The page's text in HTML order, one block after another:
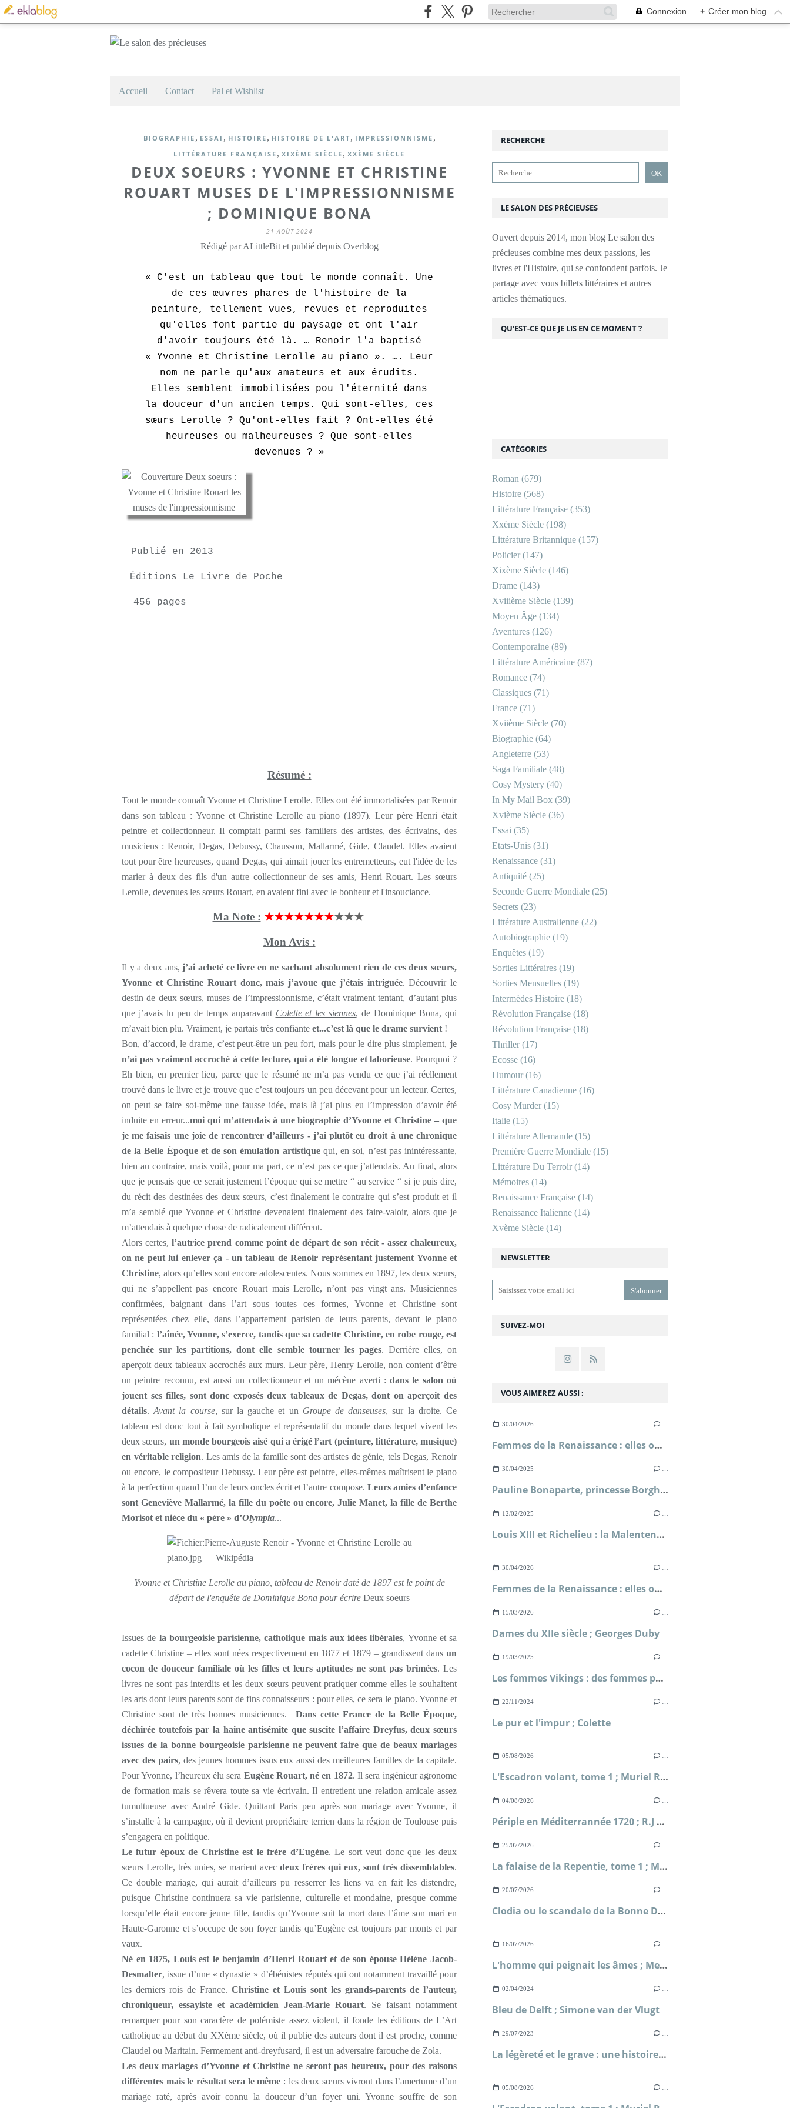
Connexion + Créer mon blog
Accueil Contact Pal et Wishlist
BIOGRAPHIE , ESSAI , HISTOIRE , HISTOIRE DE L'ART , IMPRESSIONNISME ,
LITTÉRATURE FRANÇAISE , XIXÈME SIÈCLE , XXÈME SIÈCLE
DEUX SOEURS : YVONNE ET CHRISTINE
ROUART MUSES DE L'IMPRESSIONNISME
; DOMINIQUE BONA
21 AOÛT 2024
Rédigé par ALittleBit et publié depuis Overblog
« C'est un tableau que tout le monde connaît. Une
de ces œuvres phares de l'histoire de la
peinture, tellement vues, revues et reproduites
qu'elles font partie du paysage et ont l'air
d'avoir toujours été là. … Renoir l'a baptisé
« Yvonne et Christine Lerolle au piano ». …. Leur
nom ne parle qu'aux amateurs et aux érudits.
Elles semblent immobilisées pou l'éternité dans
la douceur d'un ancien temps. Qui sont-elles, ces
sœurs Lerolle ? Qu'ont-elles fait ? Ont-elles été
heureuses ou malheureuses ? Que sont-elles
devenues ? »
Publié en 2013
Éditions Le Livre de Poche
456 pages
Résumé :
Tout le monde connaît Yvonne et Christine Lerolle. Elles ont été immortalisées par Renoir
dans son tableau : Yvonne et Christine Lerolle au piano (1897). Leur père Henri était
peintre et collectionneur. Il comptait parmi ses familiers des artistes, des écrivains, des
musiciens : Renoir, Degas, Debussy, Chausson, Mallarmé, Gide, Claudel. Elles avaient
tout pour être heureuses, quand Degas, qui aimait jouer les entremetteurs, eut l'idée de les
marier à deux des fils d'un autre collectionneur de ses amis, Henri Rouart. Les sœurs
Lerolle, devenues les sœurs Rouart, en avaient fini avec le bonheur et l'insouciance.
Ma Note : ★★★★★★★★★★
Mon Avis :
Il y a deux ans,j’ai acheté ce livre en ne sachant absolument rien de ces deux sœurs,
Yvonne et Christine Rouart donc, mais j’avoue que j’étais intriguée. Découvrir le
destin de deux sœurs, muses de l’impressionnisme, c’était vraiment tentant, d’autant plus
que j’avais lu peu de temps auparavant Colette et les siennes, de Dominique Bona, qui
m’avait bien plu. Vraiment, je partais très confiante et...c’est là que le drame survient !
Bon, d’accord, le drame, c’est peut-être un peu fort, mais pour le dire plus simplement, je
n’ai pas vraiment accroché à cette lecture, qui a été longue et laborieuse. Pourquoi ?
Eh bien, en premier lieu, parce que le résumé ne m’a pas vendu ce que j’ai réellement
trouvé dans le livre et je trouve que c’est toujours un peu décevant pour un lecteur. Certes,
on peut se faire soi-même une fausse idée, mais là j’ai plus eu l’impression d’avoir été
induite en erreur...moi qui m’attendais à une biographie d’Yvonne et Christine – que
je me faisais une joie de rencontrer d’ailleurs - j’ai plutôt eu droit à une chronique
de la Belle Époque et de son émulation artistiquequi, en soi, n’est pas inintéressante,
bien au contraire, mais voilà, pour ma part, ce n’est pas ce que j’attendais. Au final, alors
que je pensais que ce serait justement l’époque qui se mettre “ au service “ si je puis dire,
du récit des destinées des deux sœurs, c’est finalement le contraire qui s’est produit et il
m’a semblé que Yvonne et Christine devenaient finalement des faire-valoir, alors que je
m’attendais à quelque chose de radicalement différent.
Alors certes,l’autrice prend comme point de départ de son récit - assez chaleureux,
on ne peut lui enlever ça - un tableau de Renoir représentant justement Yvonne et
Christine, alors qu’elles sont encore adolescentes. Nous sommes en 1897, les deux sœurs,
qui ne s’appellent pas encore Rouart mais Lerolle, n’ont pas vingt ans. Musiciennes
confirmées, baignant dans l’art sous toutes ces formes, Yvonne et Christine sont
représentées chez elle, dans l’appartement parisien de leurs parents, devant le piano
familial : l’aînée, Yvonne, s’exerce, tandis que sa cadette Christine, en robe rouge, est
penchée sur les partitions, dont elle semble tourner les pages. Derrière elles, on
aperçoit deux tableaux accrochés aux murs. Leur père, Henry Lerolle, non content d’être
un peintre reconnu, est aussi un collectionneur et un mécène averti :dans le salon où
jouent ses filles, sont donc exposés deux tableaux de Degas, dont on aperçoit des
détails.Avant la course, sur la gauche et un Groupe de danseuses, sur la droite. Ce
tableau est donc tout à fait symbolique et représentatif du monde dans lequel vivent les
deux sœurs, un monde bourgeois aisé qui a érigé l’art (peinture, littérature, musique)
en véritable religion. Les amis de la famille sont des artistes de génie, tels Degas, Renoir
ou encore, le compositeur Debussy. Leur père est peintre, elles-mêmes maîtrisent le piano
à la perfection quand l’un de leurs oncles écrit et l’autre compose. Leurs amies d’enfance
sont Geneviève Mallarmé, la fille du poète ou encore, Julie Manet, la fille de Berthe
Morisot et nièce du « père » d’Olympia...
Yvonne et Christine Lerolle au piano, tableau de Renoir daté de 1897 est le point de
départ de l'enquête de Dominique Bona pour écrire Deux soeurs
Issues de la bourgeoisie parisienne, catholique mais aux idées libérales, Yvonne et sa
cadette Christine – elles sont nées respectivement en 1877 et 1879 – grandissent dans un
cocon de douceur familiale où les filles et leurs aptitudes ne sont pas brimées. Les
livres ne sont pas interdits et les deux sœurs peuvent pratiquer comme elles le souhaitent
les arts dont leurs parents sont de fins connaisseurs : pour elles, ce sera le piano. Yvonne et
Christine sont de très bonnes musiciennes. Dans cette France de la Belle Époque,
déchirée toutefois par la haine antisémite que suscite l’affaire Dreyfus, deux sœurs
issues de la bonne bourgeoisie parisienne ne peuvent faire que de beaux mariages
avec des pairs, des jeunes hommes issus eux aussi des meilleures familles de la capitale.
Pour Yvonne, l’heureux élu sera Eugène Rouart, né en 1872. Il sera ingénieur agronome
de formation mais se rêvera toute sa vie écrivain. Il entretient une relation amicale assez
tumultueuse avec André Gide. Quittant Paris peu après son mariage avec Yvonne, il
s’installe à la campagne, où il devient propriétaire terrien dans la région de Toulouse puis
s’engagera en politique.
Le futur époux de Christine est le frère d’Eugène. Le sort veut donc que les deux
sœurs Lerolle, très unies, se marient avec deux frères qui eux, sont très dissemblables.
Ce double mariage, qui aurait d’ailleurs pu resserrer les liens va en fait les distendre,
puisque Christine continuera sa vie parisienne, culturelle et mondaine, presque comme
lorsqu’elle était encore jeune fille, tandis qu’Yvonne suit la mort dans l’âme son mari en
Haute-Garonne et s’occupe de son foyer tandis qu’Eugène est toujours par monts et par
vaux.
Né en 1875, Louis est le benjamin d’Henri Rouart et de son épouse Hélène Jacob-
Desmalter, issue d’une « dynastie » d’ébénistes réputés qui ont notamment travaillé pour
les derniers rois de France. Christine et Louis sont les grands-parents de l’auteur,
chroniqueur, essayiste et académicien Jean-Marie Rouart. Se faisant notamment
remarquer pour son caractère de polémiste assez violent, il fonde les éditions de L’Art
catholique au début du XXème siècle, où il publie des auteurs dont il est proche, comme
Claudel ou Maritain. Fermement anti-dreyfusard, il est un adversaire farouche de Zola.
Les deux mariages d’Yvonne et Christine ne seront pas heureux, pour des raisons
différentes mais le résultat sera le même : les deux sœurs vivront dans l’amertume d’un
mariage raté, après avoir connu la douceur d’un foyer uni. Yvonne souffre de son
NEWSLETTER
SUIVEZ-MOI
RECHERCHE
LE SALON DES PRÉCIEUSES
Ouvert depuis 2014, mon blog Le salon des
précieuses combine mes deux passions, les
livres et l'Histoire, qui se confondent parfois. Je
partage avec vous billets littéraires et autres
articles thématiques.
VOUS AIMEREZ AUSSI :
30/04/2026
Femmes de la Renaissance : elles ont lutté pour leur liberté ; Sylvie Le Clech
30/04/2025
Pauline Bonaparte, princesse Borghèse ; Florence de Baudus
12/02/2025
Louis XIII et Richelieu : la Malentente ; Simone Bertière
30/04/2026
Femmes de la Renaissance : elles ont lutté pour leur liberté ; Sylvie Le Clech
15/03/2026
Dames du XIIe siècle ; Georges Duby
19/03/2025
Les femmes Vikings : des femmes puissantes ; Jóhanna Katrín Friðriksdóttir
22/11/2024
Le pur et l'impur ; Colette
05/08/2026
L'Escadron volant, tome 1 ; Muriel Romana
04/08/2026
Périple en Méditerrannée 1720 ; R.J Masselauze
25/07/2026
La falaise de la Repentie, tome 1 ; Marie-Béatrice Gauvin
20/07/2026
Clodia ou le scandale de la Bonne Déesse ; Sophie Malick-Prunier
16/07/2026
L'homme qui peignait les âmes ; Metin Arditi
02/04/2024
Bleu de Delft ; Simone van der Vlugt
29/07/2023
La légèreté et le grave : une histoire du XVIIIe en tableaux ; Cécile Berly
05/08/2026
CATÉGORIES
Roman (679)
Histoire (568)
Littérature Française (353)
Xxème Siècle (198)
Littérature Britannique (157)
Policier(147)
Xixème Siècle (146)
Drame (143)
Xviiième Siècle (139)
Moyen Âge (134)
Aventures (126)
Contemporaine (89)
Littérature Américaine (87)
Romance (74)
Classiques (71)
France (71)
Xviième Siècle (70)
Biographie (64)
Angleterre (53)
Saga Familiale (48)
Cosy Mystery (40)
In My Mail Box (39)
Xvième Siècle (36)
Essai (35)
Etats-Unis (31)
Renaissance (31)
Antiquité (25)
Seconde Guerre Mondiale (25)
Secrets (23)
Littérature Australienne (22)
Autobiographie (19)
Enquêtes (19)
Sorties Littéraires (19)
Sorties Mensuelles (19)
Intermèdes Histoire (18)
Révolution Française (18)
Révolution Française (18)
Thriller(17)
Ecosse (16)
Humour(16)
Littérature Canadienne (16)
Cosy Murder(15)
Italie (15)
Littérature Allemande (15)
Première Guerre Mondiale (15)
Littérature Du Terroir(14)
Mémoires (14)
Renaissance Française (14)
Renaissance Italienne (14)
Xvème Siècle (14)
QU'EST-CE QUE JE LIS EN CE MOMENT ?